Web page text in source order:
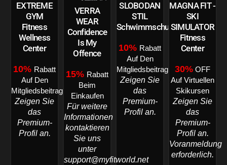
EXTREME
GYM
Fitness
Wellness
Center
10% Rabatt
Auf Den
Mitgliedsbeitrag
Zeigen Sie
das
Premium-
Profil an.
SLOBODAN
STIL
Schwimmschule
10% Rabatt
Auf Den
Mitgliedsbeitrag
Zeigen Sie
das
Premium-
Profil an.
MAGNA FIT -
SKI
SIMULATOR
Fitness
Center
30% OFF
Auf Virtuellen
Skikursen
Zeigen Sie
das
Premium-
Profil an.
Voranmeldung
erforderlich.
VERRA
WEAR
Confidence
Is My
Offence
15% Rabatt
Beim
Einkaufen
Für weitere
Informationen
kontaktieren
Sie uns
unter
support@myfitworld.net